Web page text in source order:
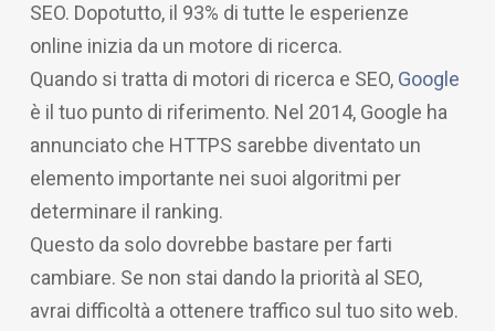
SEO. Dopotutto, il 93% di tutte le esperienze
online inizia da un motore di ricerca.
Quando si tratta di motori di ricerca e SEO, Google
è il tuo punto di riferimento. Nel 2014, Google ha
annunciato che HTTPS sarebbe diventato un
elemento importante nei suoi algoritmi per
determinare il ranking.
Questo da solo dovrebbe bastare per farti
cambiare. Se non stai dando la priorità al SEO,
avrai difficoltà a ottenere traffico sul tuo sito web.